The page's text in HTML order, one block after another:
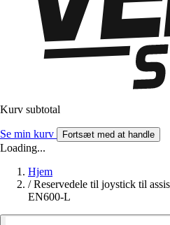
Kurv subtotal
Se min kurv Fortsæt med at handle
Loading...
Hjem
/ Reservedele til joystick til
EN600-L